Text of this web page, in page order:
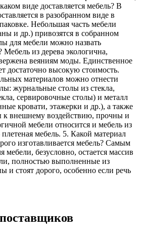
виде доставляется мебель? В
в разобранном виде в
Небольшая часть мебели
и др.) привозятся в собранном
для мебели можно назвать
из дерева экологична,
веяниям моды. Единственное
достаточно высокую стоимость.
материалов можно отнести
журнальные столы из стекла,
сервировочные столы) и металл
кровати, этажерки и др.), а также
к внешнему воздействию, прочны и
мебели относится и мебель из
мебель. 5. Какой материал
изготавливается мебель? Самым
мебели, безусловно, остается массив
полностью выполненные из
и стоят дорого, особенно если речь